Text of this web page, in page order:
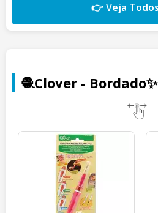
👉 Veja
🧶Clover - Bordado✨